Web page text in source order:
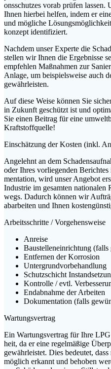
ons­schut­zes vor­ab prü­fen
Ihnen hier­bei hel­fen, indem er
und mög­li­che
kon­zept identifiziert.
Nach­dem unser Exper­te die
stel­len wir Ihnen die Ergeb­nis­se
emp­feh­len Maß­nah­men zur
Anla­ge, um bei­spiels­wei­se auch
gewährleisten.
Auf die­se Wei­se kön­nen Sie
in Zukunft geschützt ist und
Sie einen Bei­trag für eine
Kraftstoffquelle!
Ein­schät­zung der Kos­ten (inkl.
Ange­lehnt an dem
oder Ihres vor­lie­gen­den
men­ta­ti­on, wird unser Ange­bot
Indus­trie im gesam­ten
wegs. Dadurch kön­nen wir
abar­bei­ten und Ihnen
Arbeits­schrit­te / Vorgehensweise
Anrei­se
Bau­stel­len­ein­rich­tung
Ent­fer­nen der Korrosion
Unter­grund­vor­be­hand­lung
Schutz­schicht
Kon­trol­le / evtl.
End­ab­nah­me der Arbeiten
Doku­men­ta­ti­on (falls
War­tungs­ver­trag
Ein War­tungs­ver­trag für Ihre
heit, da er eine regel­mä­ßi­ge
gewähr­leis­tet. Dies bedeu­tet,
mög­lich erkannt und beho­ben